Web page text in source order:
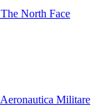
The North Face
Aeronautica Militare